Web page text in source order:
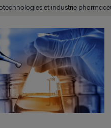
et industrie